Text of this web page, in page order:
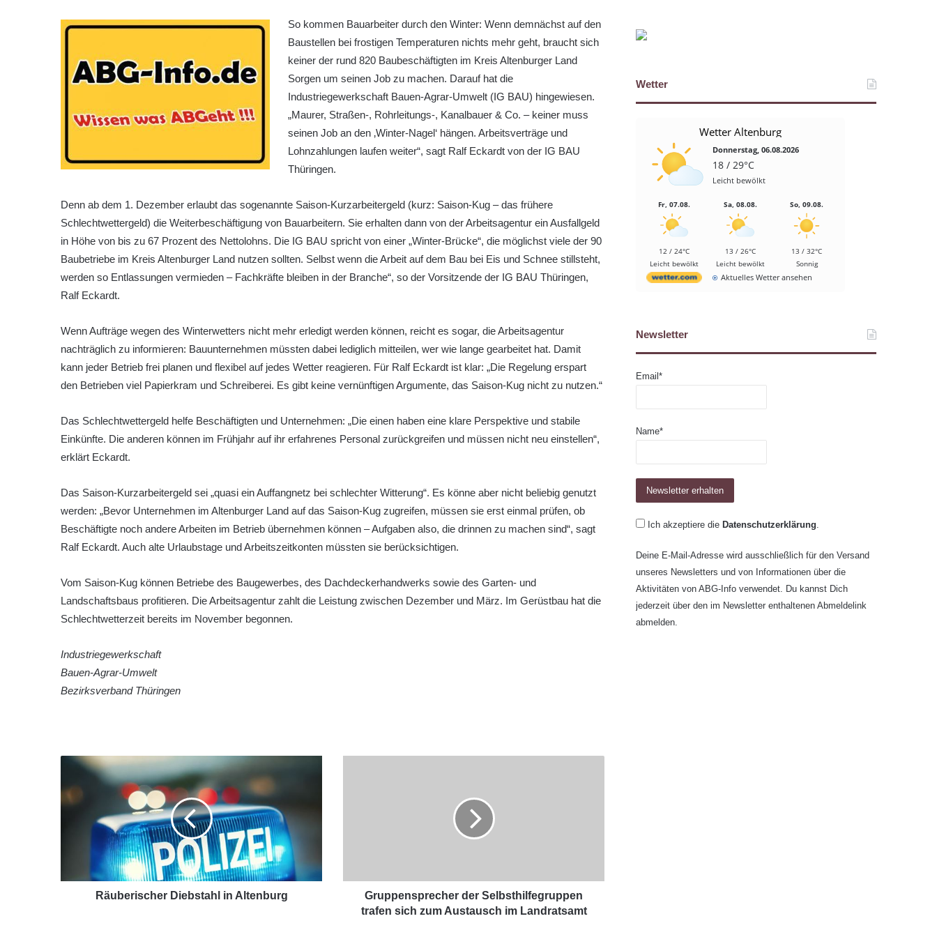
So kommen Bauarbeiter durch den Winter: Wenn demnächst auf den
Baustellen bei frostigen Temperaturen nichts mehr geht, braucht sich
keiner der rund 820 Baubeschäftigten im Kreis Altenburger Land
Sorgen um seinen Job zu machen. Darauf hat die
Industriegewerkschaft Bauen-Agrar-Umwelt (IG BAU) hingewiesen.
„Maurer, Straßen-, Rohrleitungs-, Kanalbauer & Co. – keiner muss
seinen Job an den ‚Winter-Nagel‘ hängen. Arbeitsverträge und
Lohnzahlungen laufen weiter“, sagt Ralf Eckardt von der IG BAU
Thüringen.
Denn ab dem 1. Dezember erlaubt das sogenannte Saison-Kurzarbeitergeld (kurz: Saison-Kug – das frühere
Schlechtwettergeld) die Weiterbeschäftigung von Bauarbeitern. Sie erhalten dann von der Arbeitsagentur ein Ausfallgeld
in Höhe von bis zu 67 Prozent des Nettolohns. Die IG BAU spricht von einer „Winter-Brücke“, die möglichst viele der 90
Baubetriebe im Kreis Altenburger Land nutzen sollten. Selbst wenn die Arbeit auf dem Bau bei Eis und Schnee stillsteht,
werden so Entlassungen vermieden – Fachkräfte bleiben in der Branche“, so der Vorsitzende der IG BAU Thüringen,
Ralf Eckardt.
Wenn Aufträge wegen des Winterwetters nicht mehr erledigt werden können, reicht es sogar, die Arbeitsagentur
nachträglich zu informieren: Bauunternehmen müssten dabei lediglich mitteilen, wer wie lange gearbeitet hat. Damit
kann jeder Betrieb frei planen und flexibel auf jedes Wetter reagieren. Für Ralf Eckardt ist klar: „Die Regelung erspart
den Betrieben viel Papierkram und Schreiberei. Es gibt keine vernünftigen Argumente, das Saison-Kug nicht zu nutzen.“
Das Schlechtwettergeld helfe Beschäftigten und Unternehmen: „Die einen haben eine klare Perspektive und stabile
Einkünfte. Die anderen können im Frühjahr auf ihr erfahrenes Personal zurückgreifen und müssen nicht neu einstellen“,
erklärt Eckardt.
Das Saison-Kurzarbeitergeld sei „quasi ein Auffangnetz bei schlechter Witterung“. Es könne aber nicht beliebig genutzt
werden: „Bevor Unternehmen im Altenburger Land auf das Saison-Kug zugreifen, müssen sie erst einmal prüfen, ob
Beschäftigte noch andere Arbeiten im Betrieb übernehmen können – Aufgaben also, die drinnen zu machen sind“, sagt
Ralf Eckardt. Auch alte Urlaubstage und Arbeitszeitkonten müssten sie berücksichtigen.
Vom Saison-Kug können Betriebe des Baugewerbes, des Dachdeckerhandwerks sowie des Garten- und
Landschaftsbaus profitieren. Die Arbeitsagentur zahlt die Leistung zwischen Dezember und März. Im Gerüstbau hat die
Schlechtwetterzeit bereits im November begonnen.
Industriegewerkschaft
Bauen-Agrar-Umwelt
Bezirksverband Thüringen
Räuberischer Diebstahl in Altenburg
Gruppensprecher der Selbsthilfegruppen
trafen sich zum Austausch im Landratsamt
Wetter
Wetter Altenburg
Donnerstag, 06.08.2026
18 / 29°C
Leicht bewölkt
Fr, 07.08.
12 / 24°C
Leicht bewölkt
Sa, 08.08.
13 / 26°C
Leicht bewölkt
So, 09.08.
13 / 32°C
Sonnig
Aktuelles Wetter ansehen
Newsletter
Email*
Name*
Ich akzeptiere die Datenschutzerklärung.
Deine E-Mail-Adresse wird ausschließlich für den Versand
unseres Newsletters und von Informationen über die
Aktivitäten von ABG-Info verwendet. Du kannst Dich
jederzeit über den im Newsletter enthaltenen Abmeldelink
abmelden.